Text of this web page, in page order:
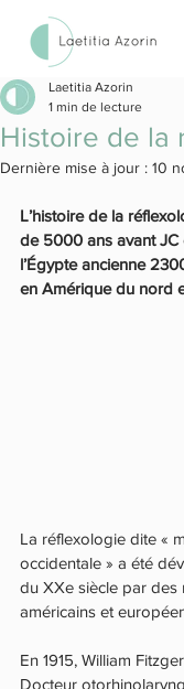
Histoire de la
Laetitia Azorin
1 min de lecture
Dernière mise à jour : 10
L’histoire de la
de 5000 ans avant JC
l’Égypte ancienne
en Amérique du nord
La réflexologie dite «
occidentale » a été
du XXe siècle par des
américains et
En 1915, William
Docteur